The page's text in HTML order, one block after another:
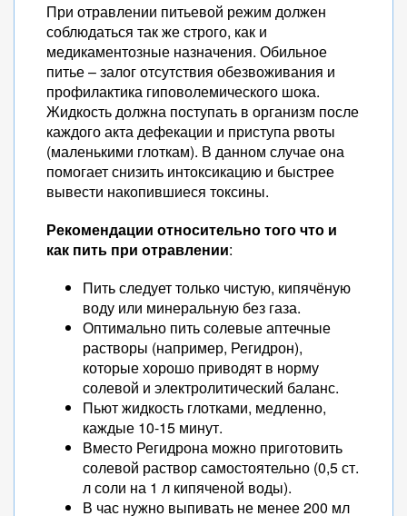
При отравлении питьевой режим должен
соблюдаться так же строго, как и
медикаментозные назначения. Обильное
питье – залог отсутствия обезвоживания и
профилактика гиповолемического шока.
Жидкость должна поступать в организм после
каждого акта дефекации и приступа рвоты
(маленькими глоткам). В данном случае она
помогает снизить интоксикацию и быстрее
вывести накопившиеся токсины.
Рекомендации относительно того что и
как пить при отравлении:
Пить следует только чистую, кипячёную
воду или минеральную без газа.
Оптимально пить солевые аптечные
растворы (например, Регидрон),
которые хорошо приводят в норму
солевой и электролитический баланс.
Пьют жидкость глотками, медленно,
каждые 10-15 минут.
Вместо Регидрона можно приготовить
солевой раствор самостоятельно (0,5 ст.
л соли на 1 л кипяченой воды).
В час нужно выпивать не менее 200 мл